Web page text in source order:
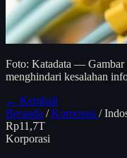
Foto: Katadata — Gambar
menghindari kesalahan
← Kembali
Beranda / Korporasi /
Rp11,7T
Korporasi